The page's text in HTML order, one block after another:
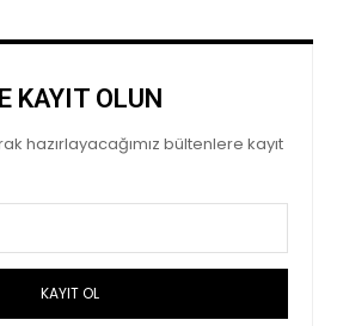
KAYIT OLUN
hazırlayacağımız bültenlere kayıt
KAYIT OL